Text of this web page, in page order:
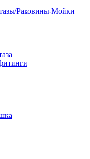
Раковины-Мойки